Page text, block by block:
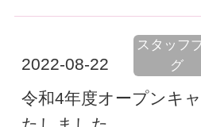
2022-08-22
スタッフ
グ
令和4年度オープンキ